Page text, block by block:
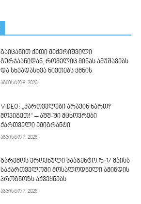
გაიცანით ქეთი მექერიშვილი
გურჯაანიდან, რომელიც მინას ამუშავებს
და სხვადასხვა ნივთებს ქმნის
აგვისტო 8, 2026
VIDEO: „ქართველები არავინ ხართ?
მოვიგეთ!“ – აშშ-ში მცხოვრები
ქართველი ემიგრანტი
აგვისტო 7, 2026
გარემოს ეროვნული სააგენტო 15-17 მაისს
საქართველოში მოსალოდნელი ამინდის
პროგნოზს აქვეყნებს
აგვისტო 7, 2026